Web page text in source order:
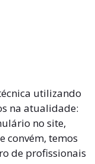
utilizando
na atualidade:
no site,
convém, temos
de profissionais